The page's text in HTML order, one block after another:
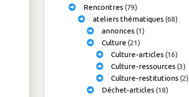
Rencontres (79)
ateliers thématiques (68)
annonces (1)
Culture(21)
Culture-articles (16)
Culture-ressources (3)
Culture-restitutions (2)
Déchet-articles (18)